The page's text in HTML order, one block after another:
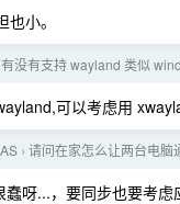
小。
有没有支持 wayland 类似
可以考虑用
› 请问在家怎么让两台电脑
呀...，要同步也要考